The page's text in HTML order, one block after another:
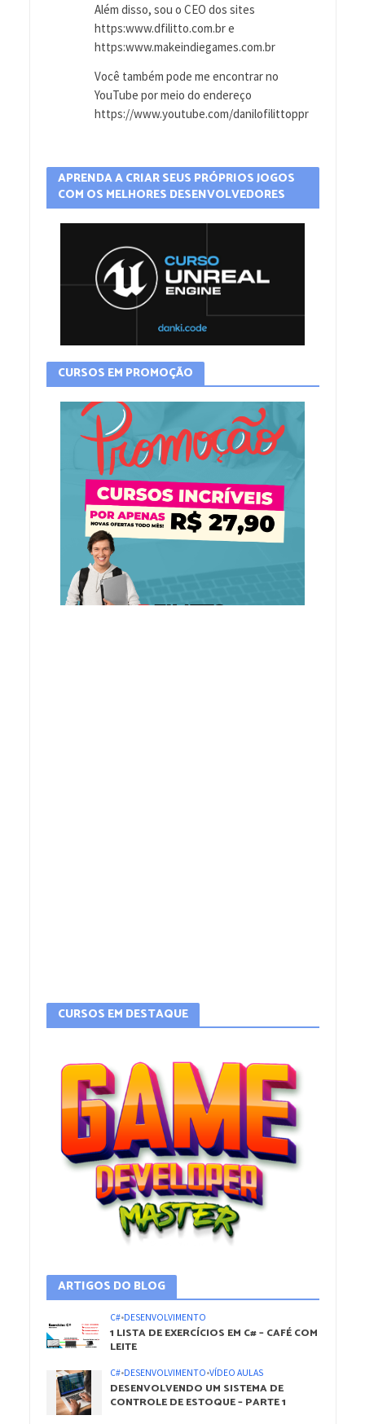
Além disso, sou o CEO dos sites
https:www.dfilitto.com.br e
https:www.makeindiegames.com.br
Você também pode me encontrar no
YouTube por meio do endereço
https://www.youtube.com/danilofilittoppr
APRENDA A CRIAR SEUS PRÓPRIOS JOGOS
COM OS MELHORES DESENVOLVEDORES
CURSOS EM PROMOÇÃO
CURSOS EM DESTAQUE
ARTIGOS DO BLOG
C#•DESENVOLVIMENTO
1 LISTA DE EXERCÍCIOS EM C# – CAFÉ COM
LEITE
C#•DESENVOLVIMENTO•VÍDEO AULAS
DESENVOLVENDO UM SISTEMA DE
CONTROLE DE ESTOQUE – PARTE 1